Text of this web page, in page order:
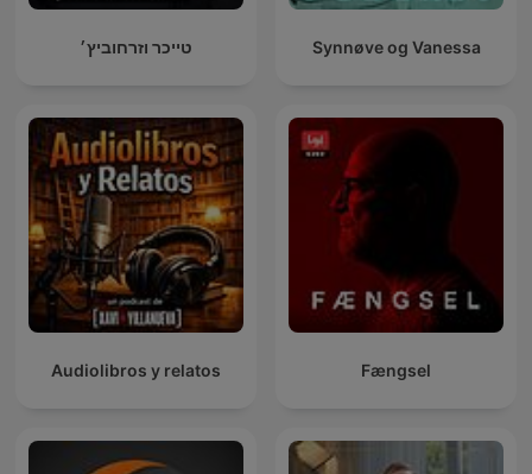
טייכר וזרחוביץ׳ Synnøve og Vanessa
Audiolibros y relatos Fængsel